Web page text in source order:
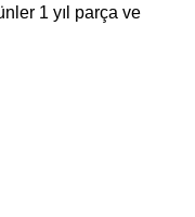
1 yıl parça ve